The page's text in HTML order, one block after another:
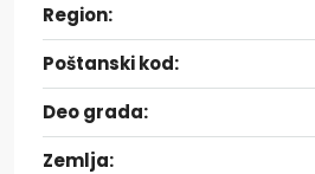
Region:
Poštanski kod:
Deo grada:
Zemlja: